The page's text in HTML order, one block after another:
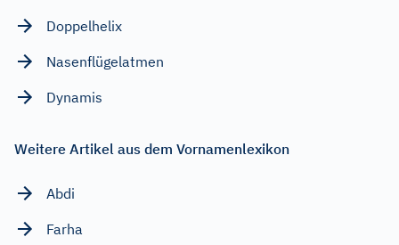
Doppelhelix
Nasenflügelatmen
Dynamis
Weitere Artikel aus dem Vornamenlexikon
Abdi
Farha